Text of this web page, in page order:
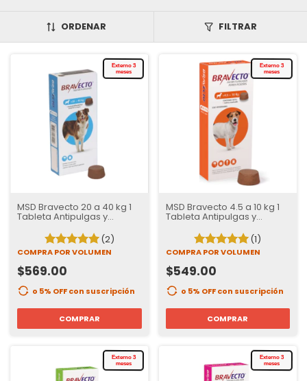
ORDENAR FILTRAR
Externo 3
meses
MSD Bravecto 20 a 40 kg 1
Tableta Antipulgas y
Garrapatas para Perros | 12
semanas de Protección
(2)
COMPRA POR VOLUMEN
$569.00
o 5% OFFcon suscripción
COMPRAR
Externo 3
meses
MSD Bravecto 4.5 a 10 kg 1
Tableta Antipulgas y
Garrapatas para Perros | 12
semanas de Protección
(1)
COMPRA POR VOLUMEN
$549.00
o 5% OFFcon suscripción
COMPRAR
Externo 3
meses
Externo 3
meses